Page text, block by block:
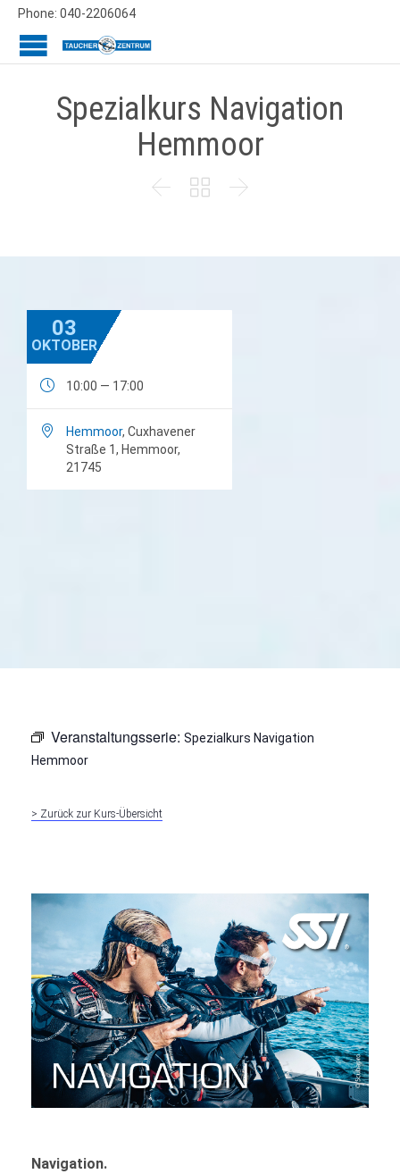
Phone: 040-2206064
Spezialkurs Navigation
Hemmoor
  
03
OKTOBER
 10:00 — 17:00
 Hemmoor, Cuxhavener
Straße 1, Hemmoor,
21745
Veranstaltungsserie: Spezialkurs Navigation
Hemmoor
> Zurück zur Kurs-Übersicht
Navigation.